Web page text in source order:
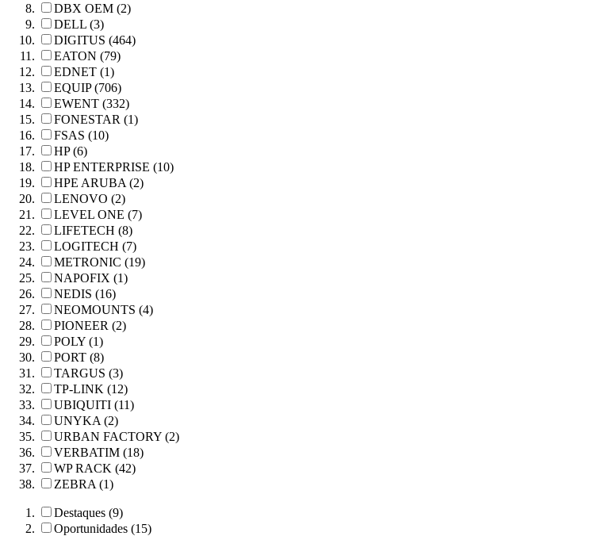
DBX OEM (2)
DELL (3)
DIGITUS (464)
EATON (79)
EDNET (1)
EQUIP (706)
EWENT (332)
FONESTAR (1)
FSAS (10)
HP (6)
HP ENTERPRISE (10)
HPE ARUBA (2)
LENOVO (2)
LEVEL ONE (7)
LIFETECH (8)
LOGITECH (7)
METRONIC (19)
NAPOFIX (1)
NEDIS (16)
NEOMOUNTS (4)
PIONEER (2)
POLY (1)
PORT (8)
TARGUS (3)
TP-LINK (12)
UBIQUITI (11)
UNYKA (2)
URBAN FACTORY (2)
VERBATIM (18)
WP RACK (42)
ZEBRA (1)
Destaques (9)
Oportunidades (15)